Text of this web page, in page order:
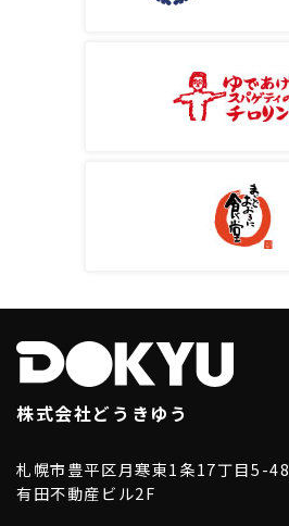
株式会社どうきゆう
札幌市豊平区月寒東1条17丁目5-48
有田不動産ビル2F